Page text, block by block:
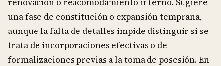
renovación o reacomodamiento interno. Sugiere
una fase de constitución o expansión temprana,
aunque la falta de detalles impide distinguir si se
trata de incorporaciones efectivas o de
formalizaciones previas a la toma de posesión. En